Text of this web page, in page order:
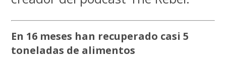
En 16 meses han recuperado casi 5
toneladas de alimentos